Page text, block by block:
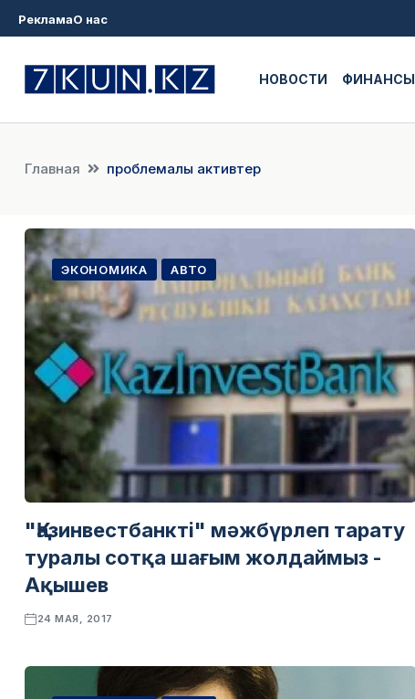
РекламаО нас
НОВОСТИ ФИНАНСЫ
Главная проблемалы активтер
ЭКОНОМИКА АВТО
"Қазинвестбанкті" мәжбүрлеп тарату
туралы сотқа шағым жолдаймыз -
Ақышев
24 МАЯ, 2017